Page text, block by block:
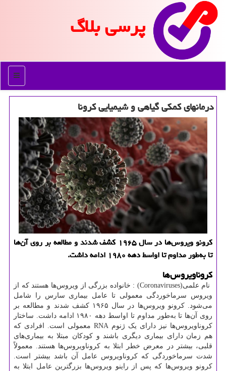
پرسی بلاگ
منو
درمانهای كمكی گیاهی و شیمیایی كرونا
كرونو ویروس‌ها در سال ۱۹۶۵ كشف شدند و مطالعه بر روی آن‌ها
تا به‌طور مداوم تا اواسط دهه ۱۹۸۰ ادامه داشت.
کروناویروس‌ها
نام علمی: (Coronaviruses) خانواده بزرگی از ویروس‌ها هستند که از
ویروس سرماخوردگی معمولی تا عامل بیماری سارس را شامل
می‌شود. کرونو ویروس‌ها در سال ۱۹۶۵ کشف شدند و مطالعه بر
روی آن‌ها تا به‌طور مداوم تا اواسط دهه ۱۹۸۰ ادامه داشت. ساختار
کروناویروس‌ها نیز دارای یک ژنوم RNA معمولی است. افرادی که
هم ‌زمان دارای بیماری دیگری باشند و کودکان مبتلا به بیماری‌های
قلبی، بیشتر در معرض خطر ابتلا به کروناویروس‌ها هستند. معمولاً
شدت سرماخوردگی که کروناویروس عامل آن باشد بیشتر است.
کرونو ویروس‌ها که پس از راینو ویروس‌ها بزرگترین عامل ابتلا به